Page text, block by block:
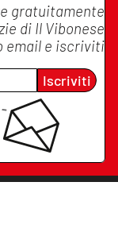
gratuitamente
di Il Vibonese
email e iscriviti
Iscriviti